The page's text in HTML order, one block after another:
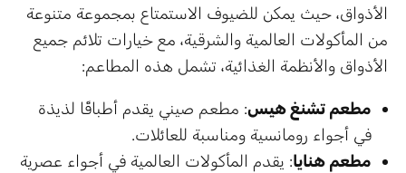
الأذواق، حيث يمكن للضيوف الاستمتاع بمجموعة متنوعة
من المأكولات العالمية والشرقية، مع خيارات تلائم جميع
الأذواق والأنظمة الغذائية، تشمل هذه المطاعم:
مطعم تشنغ هيس: مطعم صيني يقدم أطباقًا لذيذة
في أجواء رومانسية ومناسبة للعائلات.
مطعم هنايا: يقدم المأكولات العالمية في أجواء عصرية